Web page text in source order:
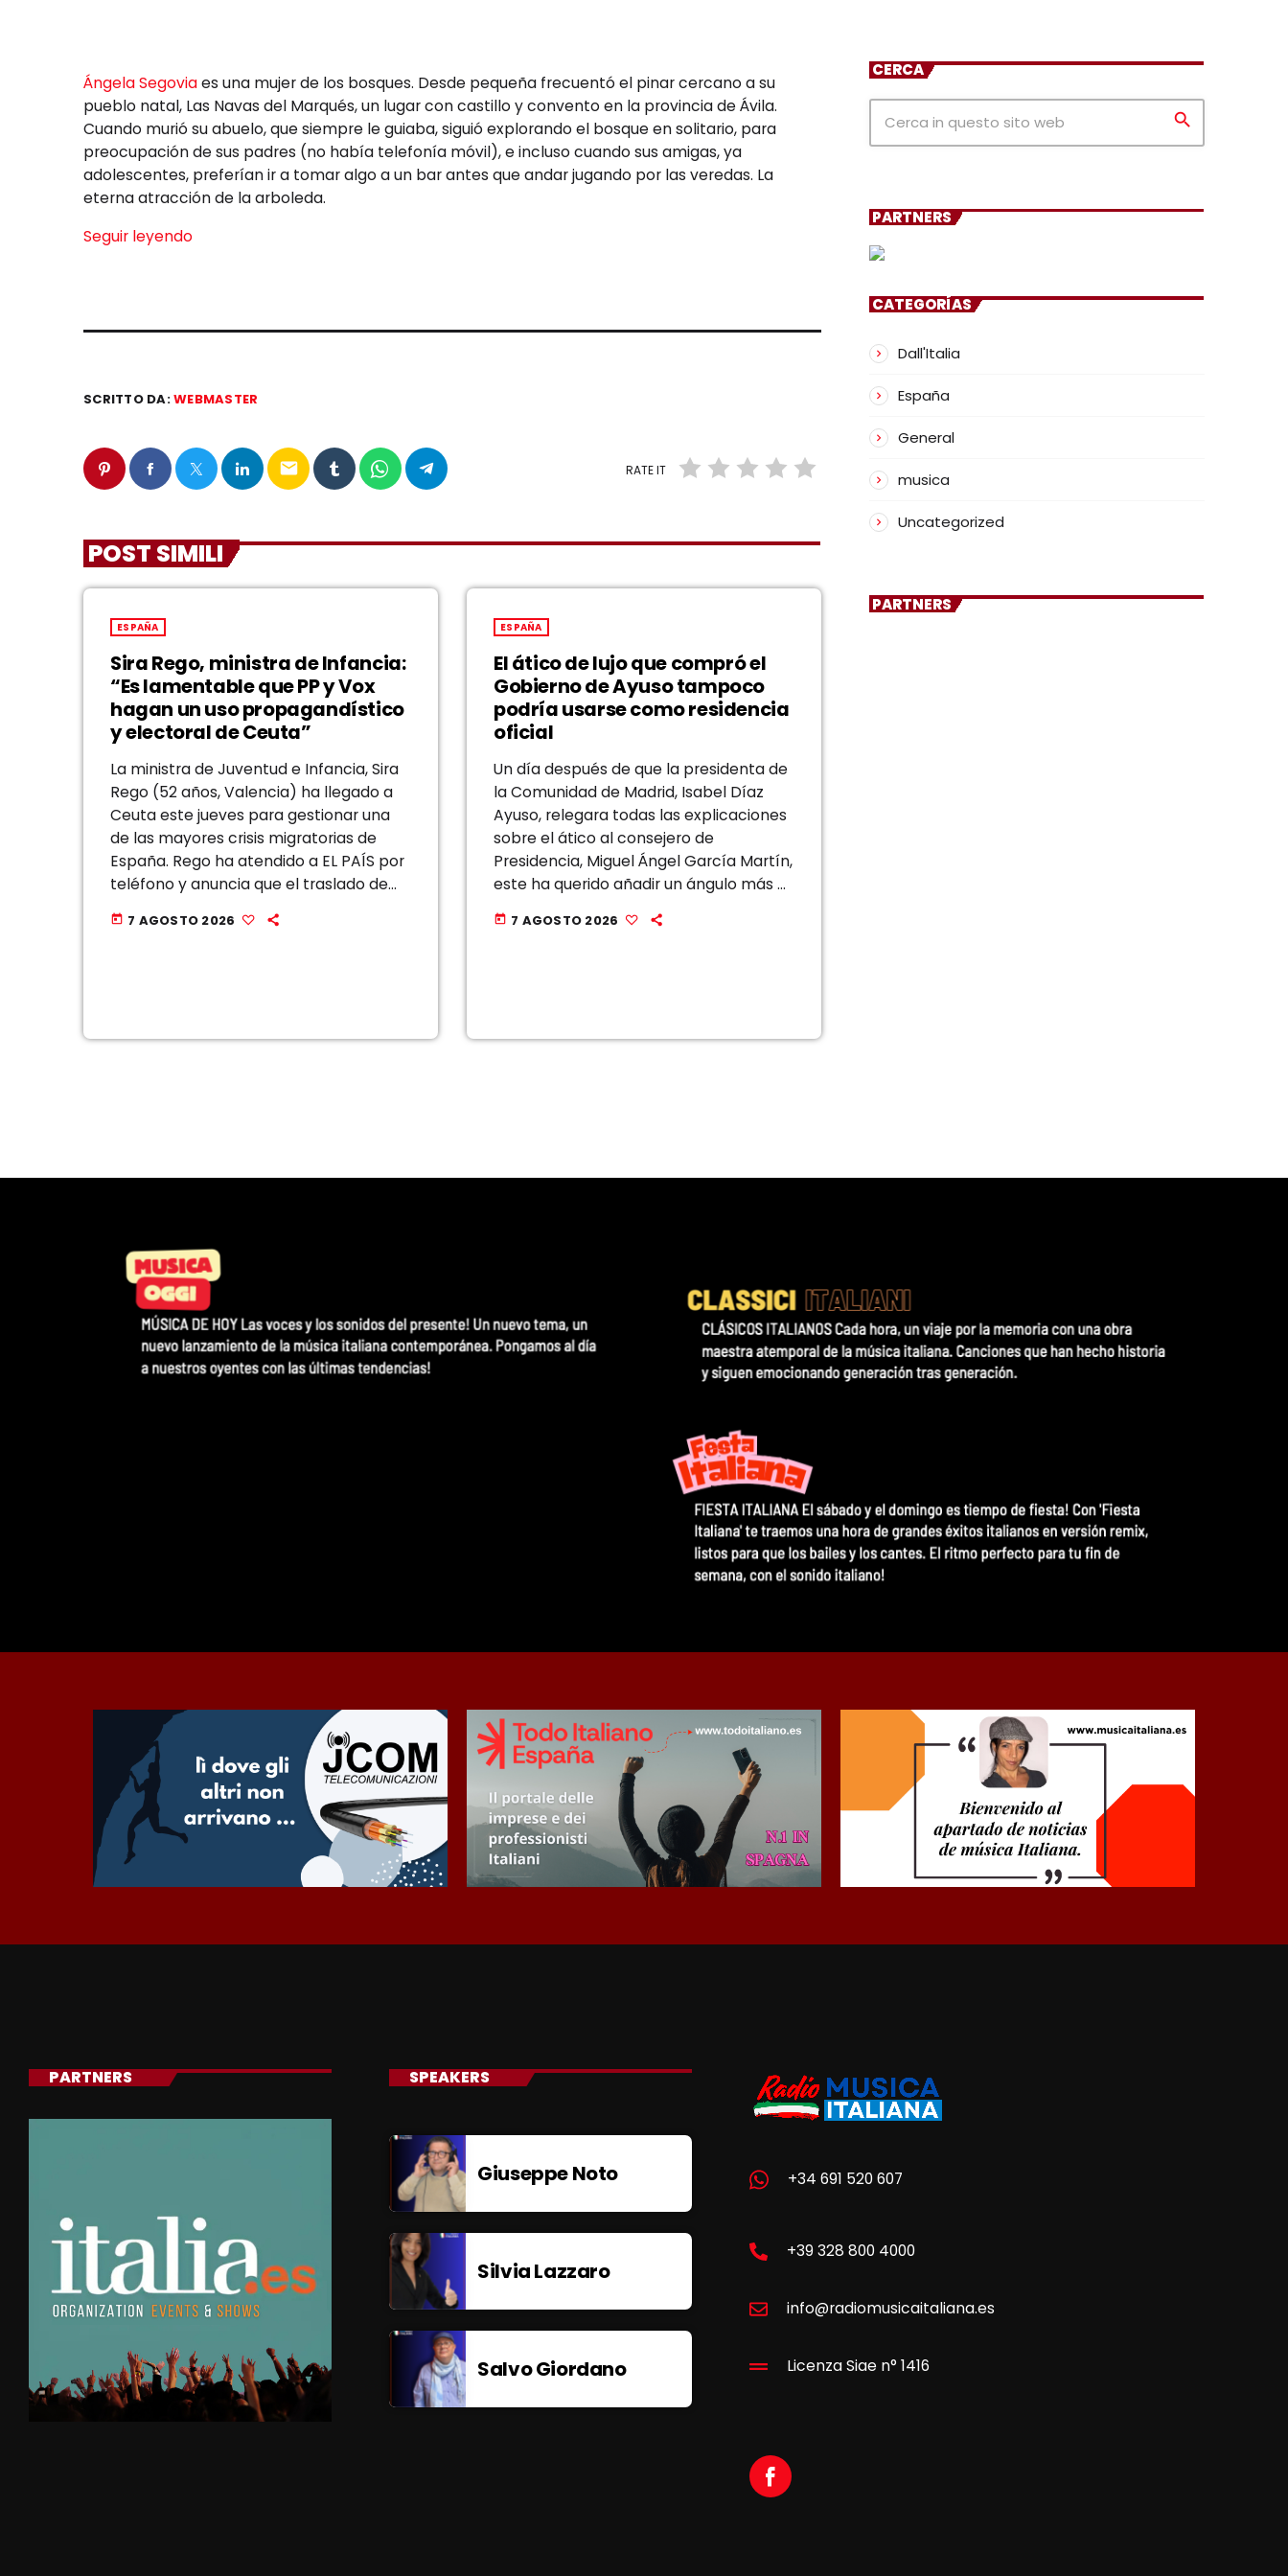
Ángela Segoviaes una mujer de los bosques. Desde pequeña frecuentó el pinar cercano a su
pueblo natal, Las Navas del Marqués, un lugar con castillo y convento en la provincia de Ávila.
Cuando murió su abuelo, que siempre le guiaba, siguió explorando el bosque en solitario, para
preocupación de sus padres (no había telefonía móvil), e incluso cuando sus amigas, ya
adolescentes, preferían ir a tomar algo a un bar antes que andar jugando por las veredas. La
eterna atracción de la arboleda.
Seguir leyendo
SCRITTO DA:WEBMASTER
email RATE IT
POST SIMILI
ESPAÑA
Sira Rego, ministra de Infancia:
“Es lamentable que PP y Vox
hagan un uso propagandístico
y electoral de Ceuta”
La ministra de Juventud e Infancia, Sira
Rego (52 años, Valencia) ha llegado a
Ceuta este jueves para gestionar una
de las mayores crisis migratorias de
España. Rego ha atendido a EL PAÍS por
teléfono y anuncia que el traslado de
comunidades autónomas se hará […]
today 7 AGOSTO 2026
ESPAÑA
El ático de lujo que compró el
Gobierno de Ayuso tampoco
podría usarse como residencia
oficial
Un día después de que la presidenta de
la Comunidad de Madrid, Isabel Díaz
Ayuso, relegara todas las explicaciones
sobre el ático al consejero de
Presidencia, Miguel Ángel García Martín,
este ha querido añadir un ángulo más a
juicio, se está pasando por […]
today 7 AGOSTO 2026
CERCA
search
PARTNERS
CATEGORÍAS
Dall'Italia
España
General
musica
Uncategorized
PARTNERS
PARTNERS SPEAKERS
Giuseppe Noto
Silvia Lazzaro
Salvo Giordano
+34 691 520 607
+39 328 800 4000
info@radiomusicaitaliana.es
Licenza Siae n° 1416